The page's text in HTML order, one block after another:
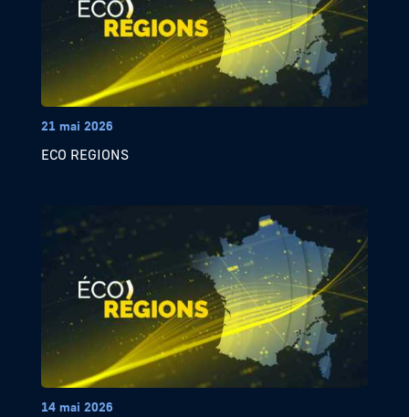
21 mai 2026
ECO REGIONS
14 mai 2026